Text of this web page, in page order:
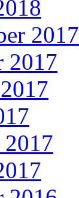
2017
2017
2017